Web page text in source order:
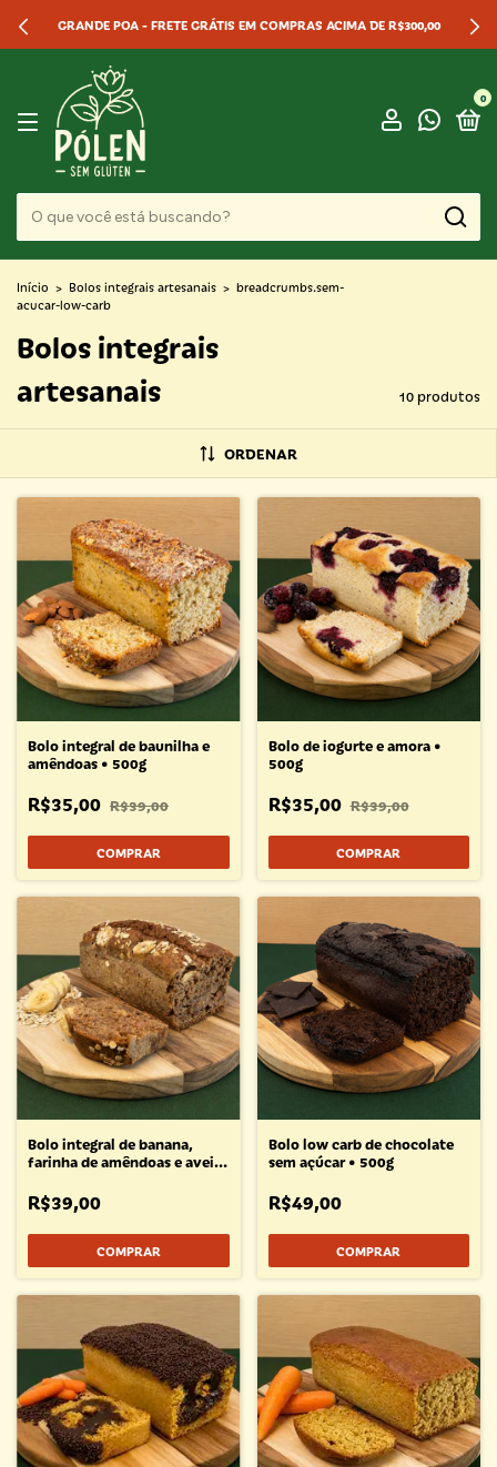
GRANDE POA - FRETE GRÁTIS EM COMPRAS ACIMA DE R$300,00
0
Início > Bolos integrais artesanais > breadcrumbs.sem-
acucar-low-carb
Bolos integrais
artesanais
10 produtos
ORDENAR
Bolo integral de baunilha e
amêndoas • 500g
R$35,00 R$39,00
Bolo de iogurte e amora •
500g
R$35,00 R$39,00
Bolo integral de banana,
farinha de amêndoas e aveia
R$39,00
Bolo low carb de chocolate
sem açúcar • 500g
R$49,00